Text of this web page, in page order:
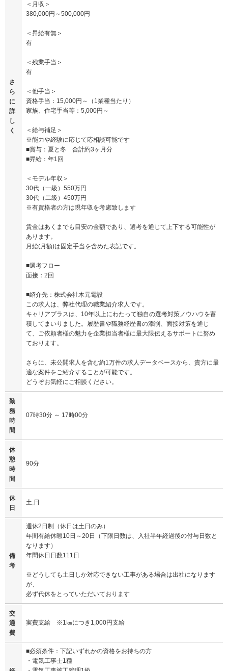
さ
ら
に
詳
し
く
＜月収＞
380,000円～500,000円
＜昇給有無＞
有
＜残業手当＞
有
＜他手当＞
資格手当：15,000円～（1業種当たり）
家族、住宅手当等：5,000円～
＜給与補足＞
※能力や経験に応じて応相談可能です
■賞与：夏と冬 合計約3ヶ月分
■昇給：年1回
＜モデル年収＞
30代（一級）550万円
30代（二級）450万円
※有資格者の方は現年収を考慮致します
賃金はあくまでも目安の金額であり、選考を通じて上下する可能性が
あります。
月給(月額)は固定手当を含めた表記です。
■選考フロー
面接：2回
■紹介先：株式会社木元電設
この求人は、弊社代理の職業紹介求人です。
キャリアプラスは、10年以上にわたって独自の選考対策ノウハウを蓄
積してまいりました。履歴書や職務経歴書の添削、面接対策を通じ
て、ご依頼者様の魅力を企業担当者様に最大限伝えるサポートに努め
ております。
さらに、未公開求人を含む約1万件の求人データベースから、貴方に最
適な案件をご紹介することが可能です。
どうぞお気軽にご相談ください。
勤
務
時
間
07時30分 ～ 17時00分
休
憩
時
間
90分
休
日
土,日
備
考
週休2日制（休日は土日のみ）
年間有給休暇10日～20日（下限日数は、入社半年経過後の付与日数と
なります）
年間休日日数111日
※どうしても土日しか対応できない工事がある場合は出社になります
が、
必ず代休をとっていただいております
交
通
費
実費支給 ※1㎞につき1,000円支給
■必須条件：下記いずれかの資格をお持ちの方
・電気工事士1種